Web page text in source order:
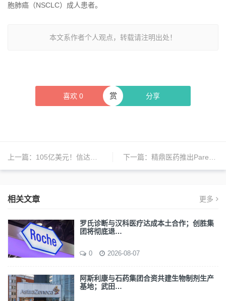
胞肺癌（NSCLC）成人患者。
本文系作者个人观点，转载请注明出处！
喜欢 0 分享
赏
上一篇： 105亿美元！信达生物与辉瑞达成全球战略合作；史赛克前高管加入微创医疗；CVS恢复礼来减肥药覆盖 | 日报 下一篇： 精鼎医药推出ParexelAI，以人工智能创新加速临床研发
相关文章 更多
罗氏诊断与汉科医疗达成本土合作；创胜集
团将彻底退…
0 2026-08-07
阿斯利康与石药集团合资共建生物制剂生产
基地；武田…